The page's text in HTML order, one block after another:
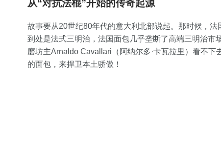
从“对抗法棍”开始的传奇起源
故事要从20世纪80年代的意大利北部说起。那时候，
到处是法式三明治，法国面包几乎垄断了高端三明治
磨坊主Arnaldo Cavallari（阿纳尔多·卡瓦拉里）看不下
的面包，来捍卫本土骄傲！